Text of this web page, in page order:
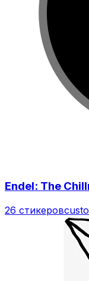
Endel: The
26 стикеров